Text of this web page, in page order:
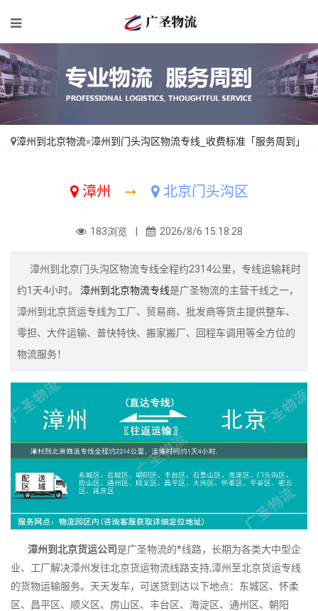
漳州到北京物流»漳州到门头沟区物流专线_收费标准「服务周到」
漳州 ➙ 北京门头沟区
183浏览 | 2026/8/6 15:18:28
漳州到北京门头沟区物流专线全程约2314公里，专线运输耗时
约1天4小时。 漳州到北京物流专线是广圣物流的主营干线之一，
漳州到北京货运专线为工厂、贸易商、批发商等货主提供整车、
零担、大件运输、普快特快、搬家搬厂、回程车调用等全方位的
物流服务！
漳州到北京货运公司是广圣物流的*线路，长期为各类大中型企
业、工厂解决漳州发往北京货运物流线路支持,漳州至北京货运专线
的货物运输服务。天天发车，可送货到达以下地点：东城区、怀柔
区、昌平区、顺义区、房山区、丰台区、海淀区、通州区、朝阳